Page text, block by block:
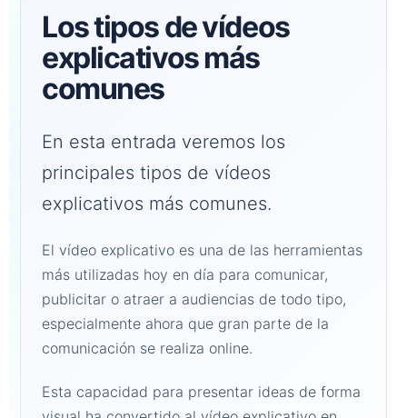
Los tipos de vídeos
explicativos más
comunes
En esta entrada veremos los
principales tipos de vídeos
explicativos más comunes.
El vídeo explicativo es una de las herramientas
más utilizadas hoy en día para comunicar,
publicitar o atraer a audiencias de todo tipo,
especialmente ahora que gran parte de la
comunicación se realiza online.
Esta capacidad para presentar ideas de forma